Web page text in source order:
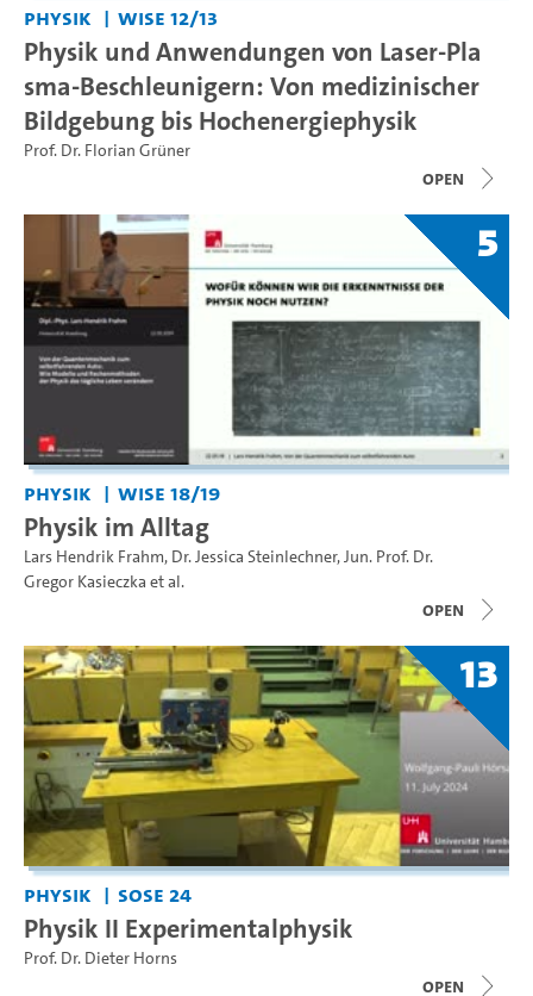
Physik WiSe 12/13
Physik und Anwendungen von Laser-Pla
sma-Beschleunigern: Von medizinischer
Bildgebung bis Hochenergiephysik
Prof. Dr. Florian Grüner
open
5
Physik WiSe 18/19
Physik im Alltag
Lars Hendrik Frahm, Dr. Jessica Steinlechner,Jun. Prof. Dr.
Gregor Kasieczka et al.
open
13
Physik SoSe 24
Physik II Experimentalphysik
Prof. Dr. Dieter Horns
open